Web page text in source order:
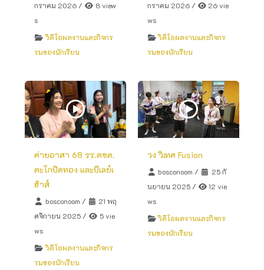
กราคม 2026 /
8 view
s
วิดีโอผลงานและกิจกร
รมของนักเรียน
กราคม 2026/
26 vie
ws
วิดีโอผลงานและกิจกร
รมของนักเรียน
ค่ายอาสา 68 รร.ตชด.
ตะโกปิดทอง และบีเลย์เ
ฮ้าส์
bosconoom /
21 พฤ
ศจิกายน 2025 /
5 vie
ws
วิดีโอผลงานและกิจกร
รมของนักเรียน
วง วิเทศ Fusion
bosconoom /
25 กั
นยายน 2025/
12 vie
ws
วิดีโอผลงานและกิจกร
รมของนักเรียน